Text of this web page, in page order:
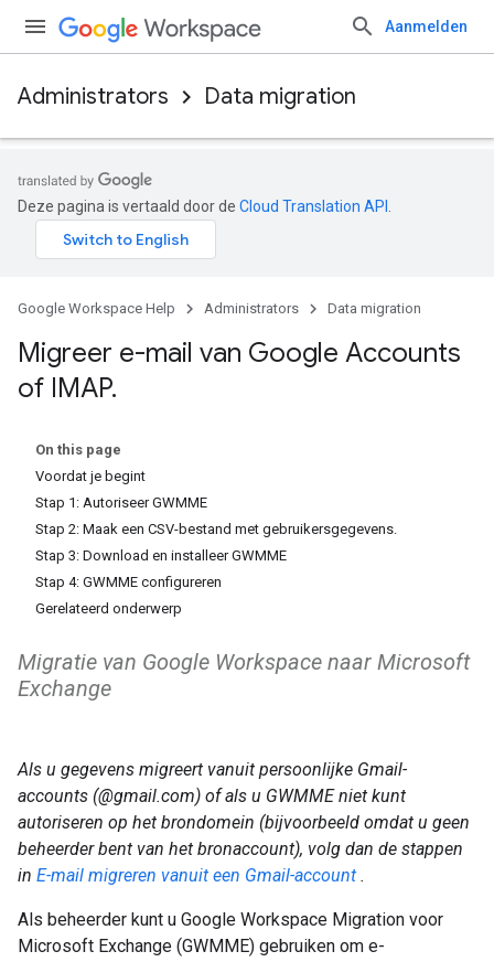
Aanmelden
Administrators Data migration
Deze pagina is vertaald door de Cloud Translation API
Google Workspace Help Administrators Data migration
Migreer e-mail van Google Accounts
of IMAP.
On this page
Voordat je begint
Stap 1: Autoriseer GWMME
Stap 2: Maak een CSV-bestand met gebruikersgegevens.
Stap 3: Download en installeer GWMME
Stap 4: GWMME configureren
Gerelateerd onderwerp
Migratie van Google Workspace naar Microsoft
Exchange
Als u gegevens migreert vanuit persoonlijke Gmail-
accounts (@gmail.com) of als u GWMME niet kunt
autoriseren op het brondomein (bijvoorbeeld omdat u geen
beheerder bent van het bronaccount), volg dan de stappen
in E-mail migreren vanuit een Gmail-account .
Als beheerder kunt u Google Workspace Migration voor
Microsoft Exchange (GWMME) gebruiken om e-